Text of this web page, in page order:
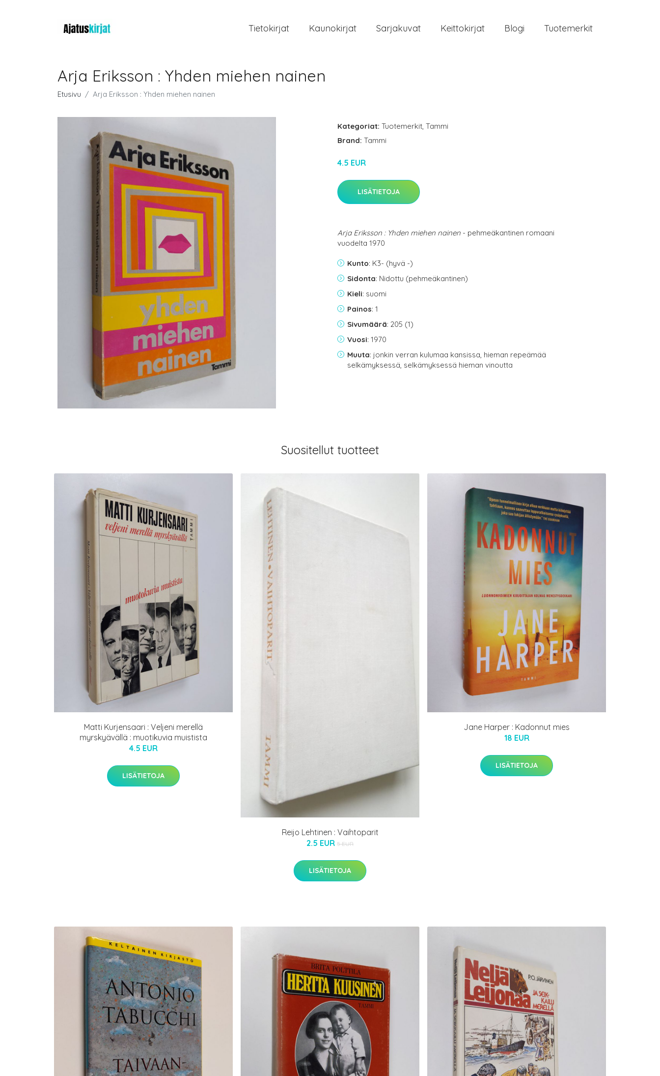
Tietokirjat Kaunokirjat Sarjakuvat Keittokirjat Blogi Tuotemerkit
Arja Eriksson : Yhden miehen nainen
Etusivu Arja Eriksson : Yhden miehen nainen
Kategoriat: Tuotemerkit, Tammi
Brand: Tammi
4.5 EUR
LISÄTIETOJA
Arja Eriksson : Yhden miehen nainen - pehmeäkantinen romaani
vuodelta 1970
Kunto: K3- (hyvä -)
Sidonta: Nidottu (pehmeäkantinen)
Kieli: suomi
Painos: 1
Sivumäärä: 205 (1)
Vuosi: 1970
Muuta: jonkin verran kulumaa kansissa, hieman repeämää
selkämyksessä, selkämyksessä hieman vinoutta
Suositellut tuotteet
Matti Kurjensaari : Veljeni merellä
myrskyävällä : muotikuvia muistista
4.5 EUR
LISÄTIETOJA
Reijo Lehtinen : Vaihtoparit
2.5 EUR 5 EUR
LISÄTIETOJA
Jane Harper : Kadonnut mies
18 EUR
LISÄTIETOJA